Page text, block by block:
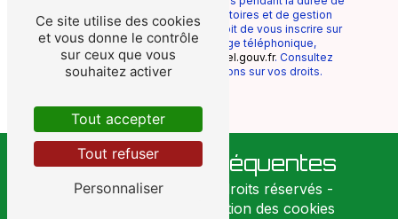
prescription légale aux fins probatoires et de gestion
des contentieux. Vous avez le droit de vous inscrire sur
la liste d'opposition au démarchage téléphonique,
disponible à cette adresse:
Bloctel.gouv.fr. Consultez
le site cnil.fr pour plus d’informations sur vos droits.
Recherches fréquentes
Vistalid- 2026 - Tous droits réservés -
Gestion des cookies
Ce site utilise des cookies
et vous donne le contrôle
sur ceux que vous
souhaitez activer
Tout accepter
Tout refuser
Personnaliser